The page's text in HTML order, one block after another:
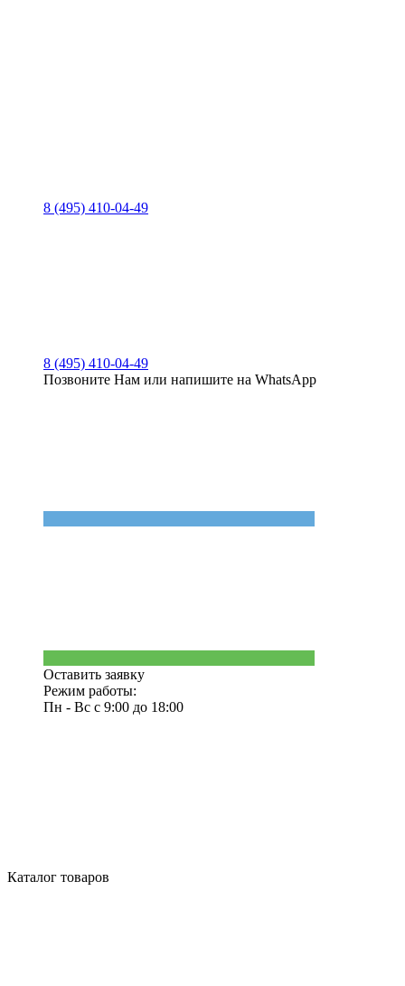
8 (495) 410-04-49
8 (495) 410-04-49
Позвоните Нам или напишите на WhatsApp
Оставить заявку
Режим работы:
Пн - Вс с 9:00 до 18:00
Каталог товаров